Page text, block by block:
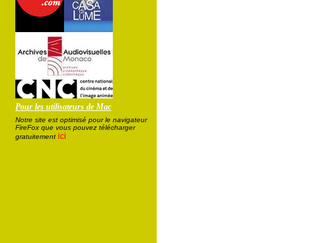
Pour les utilisateurs de Mac
Notre site est optimisé pour le navigateur
FireFox que vous pouvez télécharger
gratuitement ici